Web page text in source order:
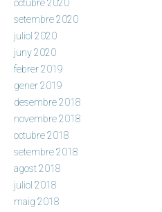
octubre 2020
setembre 2020
juliol 2020
juny 2020
febrer 2019
gener 2019
desembre 2018
novembre 2018
octubre 2018
setembre 2018
agost 2018
juliol 2018
maig 2018